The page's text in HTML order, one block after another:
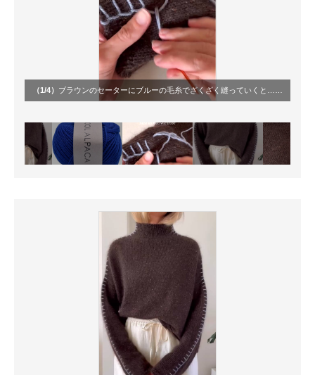
（1/4） ブラウンのセーターにブルーの毛糸でざくざく縫っていくと……